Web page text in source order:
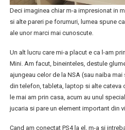
Deci imaginea chiar m-a impresionat in
si alte pareri pe forumuri, lumea spune
ale unor marci mai cunoscute.
Un alt lucru care mi-a placut e ca l-am
Mini. Am facut, bineinteles, destule
ajungeau celor de la NSA (sau naiba
din telefon, tableta, laptop si alte cateva
le mai am prin casa, acum au unul
jucaria si pare un element important din
Cand am conectat PS4 la el, m-a si